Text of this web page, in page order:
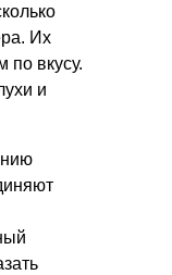
Их
по вкусу.
и